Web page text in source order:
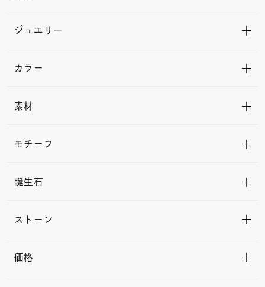
ジュエリー
カラー
素材
モチーフ
誕生石
ストーン
価格